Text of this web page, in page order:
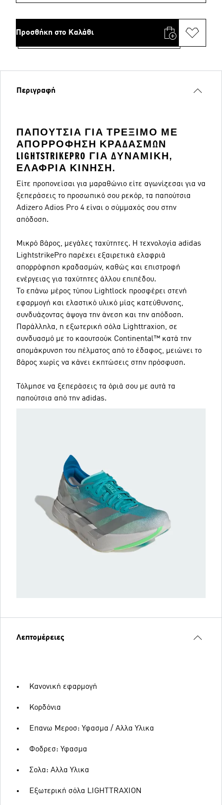
Προσθήκη στο Καλάθι
Περιγραφή
ΠΑΠΟΎΤΣΙΑ ΓΙΑ ΤΡΈΞΙΜΟ ΜΕ
ΑΠΟΡΡΌΦΗΣΗ ΚΡΑΔΑΣΜΏΝ
LIGHTSTRIKEPRO ΓΙΑ ΔΥΝΑΜΙΚΉ,
ΕΛΑΦΡΙΆ ΚΊΝΗΣΗ.
Είτε προπονείσαι για μαραθώνιο είτε αγωνίζεσαι για να
ξεπεράσεις το προσωπικό σου ρεκόρ, τα παπούτσια
Adizero Adios Pro 4 είναι ο σύμμαχός σου στην
απόδοση.
Μικρό βάρος, μεγάλες ταχύτητες. Η τεχνολογία adidas
LightstrikePro παρέχει εξαιρετικά ελαφριά
απορρόφηση κραδασμών, καθώς και επιστροφή
ενέργειας για ταχύτητες άλλου επιπέδου.
Το επάνω μέρος τύπου Lightlock προσφέρει στενή
εφαρμογή και ελαστικό υλικό μίας κατεύθυνσης,
συνδυάζοντας άψογα την άνεση και την απόδοση.
Παράλληλα, η εξωτερική σόλα Lighttraxion, σε
συνδυασμό με το καουτσούκ Continental™ κατά την
απομάκρυνση του πέλματος από το έδαφος, μειώνει το
βάρος χωρίς να κάνει εκπτώσεις στην πρόσφυση.
Τόλμησε να ξεπεράσεις τα όριά σου με αυτά τα
παπούτσια από την adidas.
Λεπτομέρειες
Κανονική εφαρμογή
Κορδόνια
Επανω Μεροσ: Υφασμα / Αλλα Υλικα
Φοδρεσ: Υφασμα
Σολα: Αλλα Υλικα
Εξωτερική σόλα LIGHTTRAXION